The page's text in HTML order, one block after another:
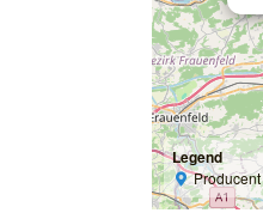
Legend
Producent